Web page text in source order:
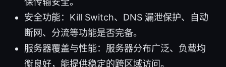
安全功能：Kill Switch、DNS 漏泄保护、自动
断网、分流等功能是否完备。
服务器覆盖与性能：服务器分布广泛、负载均
衡良好，能提供稳定的跨区域访问。